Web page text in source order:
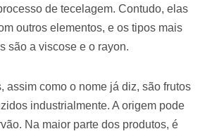
de tecelagem. Contudo, elas
outros elementos, e os tipos mais
são a viscose e o rayon.
assim como o nome já diz, são frutos
industrialmente. A origem pode
Na maior parte dos produtos, é